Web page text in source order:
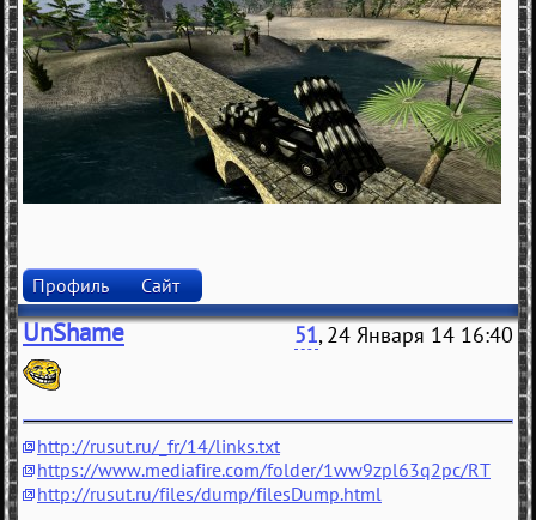
Профиль Сайт
UnShame 51, 24 Января 14 16:40
http://rusut.ru/_fr/14/links.txt
https://www.mediafire.com/folder/1ww9zpl63q2pc/RT
http://rusut.ru/files/dump/filesDump.html